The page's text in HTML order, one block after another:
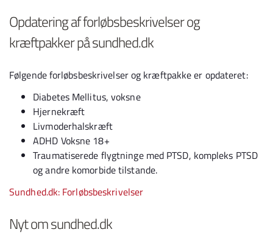
Opdatering af forløbsbeskrivelser og
kræftpakker på sundhed.dk
Følgende forløbsbeskrivelser og kræftpakke er opdateret:
Diabetes Mellitus, voksne
Hjernekræft
Livmoderhalskræft
ADHD Voksne 18+
Traumatiserede flygtninge med PTSD, kompleks PTSD
og andre komorbide tilstande.
Sundhed.dk: Forløbsbeskrivelser
Nyt om sundhed.dk